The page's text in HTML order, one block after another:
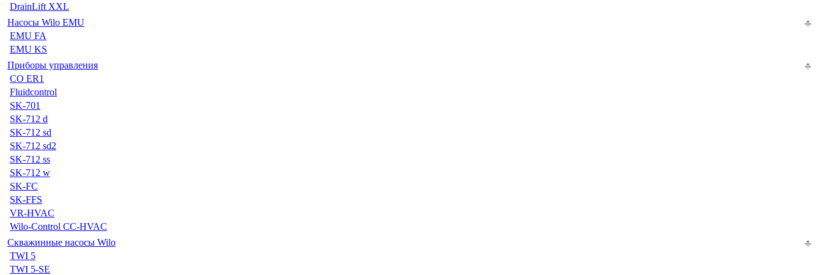
DrainLift XXL
Насосы Wilo EMU
EMU FA
EMU KS
Приборы управления
CO ER1
Fluidcontrol
SK-701
SK-712 d
SK-712 sd
SK-712 sd2
SK-712 ss
SK-712 w
SK-FC
SK-FFS
VR-HVAC
Wilo-Control CC-HVAC
Скважинные насосы Wilo
TWI 5
TWI 5-SE